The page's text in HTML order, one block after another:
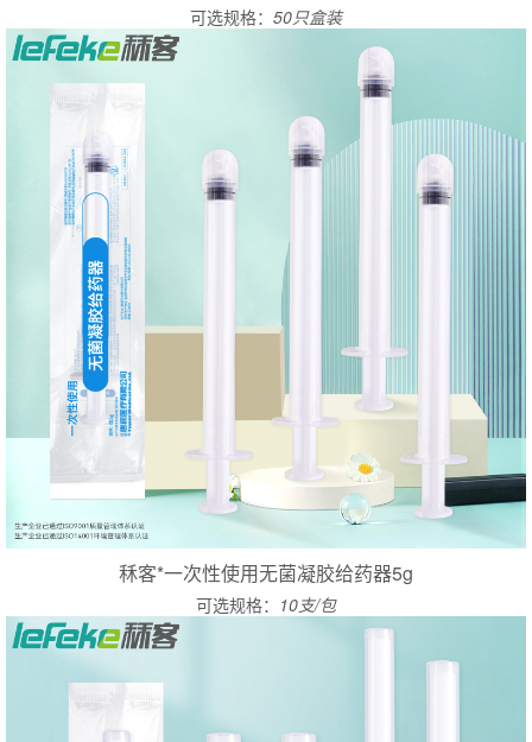
可选规格： 50只盒装
秝客*一次性使用无菌凝胶给药器5g
可选规格： 10支/包